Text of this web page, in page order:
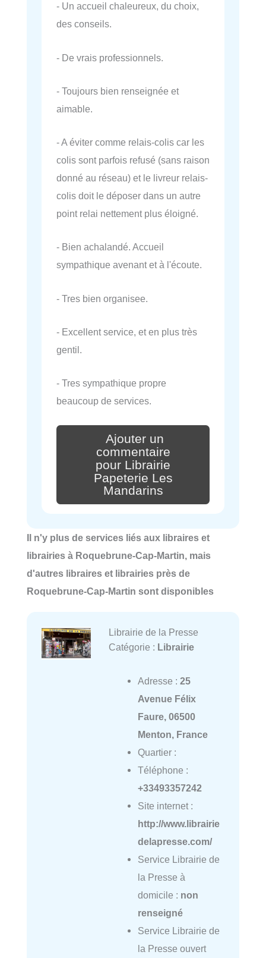
- Un accueil chaleureux, du choix,
des conseils.
- De vrais professionnels.
- Toujours bien renseignée et
aimable.
- A éviter comme relais-colis car les
colis sont parfois refusé (sans raison
donné au réseau) et le livreur relais-
colis doit le déposer dans un autre
point relai nettement plus éloigné.
- Bien achalandé. Accueil
sympathique avenant et à l'écoute.
- Tres bien organisee.
- Excellent service, et en plus très
gentil.
- Tres sympathique propre
beaucoup de services.
Ajouter un
commentaire
pour Librairie
Papeterie Les
Mandarins
Il n'y plus de services liés aux libraires et
librairies à Roquebrune-Cap-Martin, mais
d'autres libraires et librairies près de
Roquebrune-Cap-Martin sont disponibles
Librairie de la Presse
Catégorie : Librairie
Adresse : 25
Avenue Félix
Faure, 06500
Menton, France
Quartier :
Téléphone :
+33493357242
Site internet :
http://www.librairie
delapresse.com/
Service Librairie de
la Presse à
domicile : non
renseigné
Service Librairie de
la Presse ouvert